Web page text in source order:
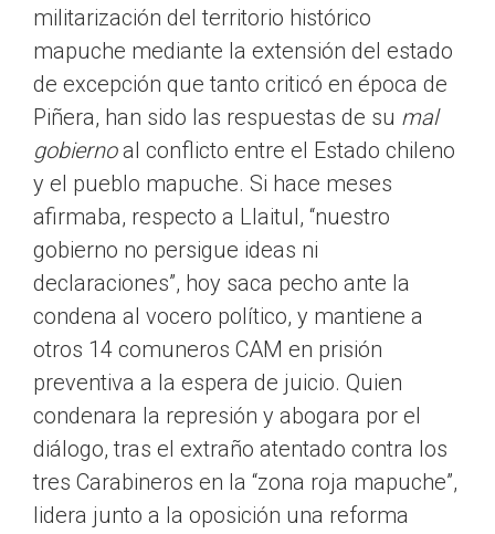
militarización del territorio histórico
mapuche mediante la extensión del estado
de excepción que tanto criticó en época de
Piñera, han sido las respuestas de su mal
gobiernoal conflicto entre el Estado chileno
y el pueblo mapuche. Si hace meses
afirmaba, respecto a Llaitul, “nuestro
gobierno no persigue ideas ni
declaraciones”, hoy saca pecho ante la
condena al vocero político, y mantiene a
otros 14 comuneros CAM en prisión
preventiva a la espera de juicio. Quien
condenara la represión y abogara por el
diálogo, tras el extraño atentado contra los
tres Carabineros en la “zona roja mapuche”,
lidera junto a la oposición una reforma